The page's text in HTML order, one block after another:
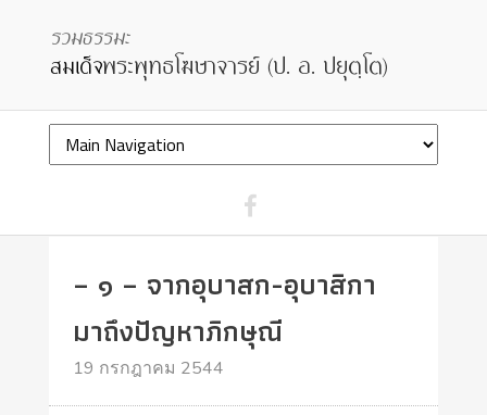
– ๑ – จากอุบาสก-อุบาสิกา
มาถึงปัญหาภิกษุณี
19 กรกฎาคม 2544